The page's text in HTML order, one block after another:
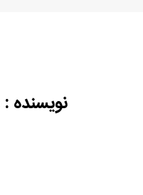
نویسنده :